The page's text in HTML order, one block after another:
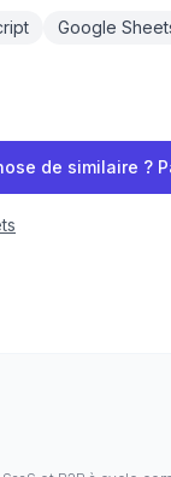
Google
de similaire ?